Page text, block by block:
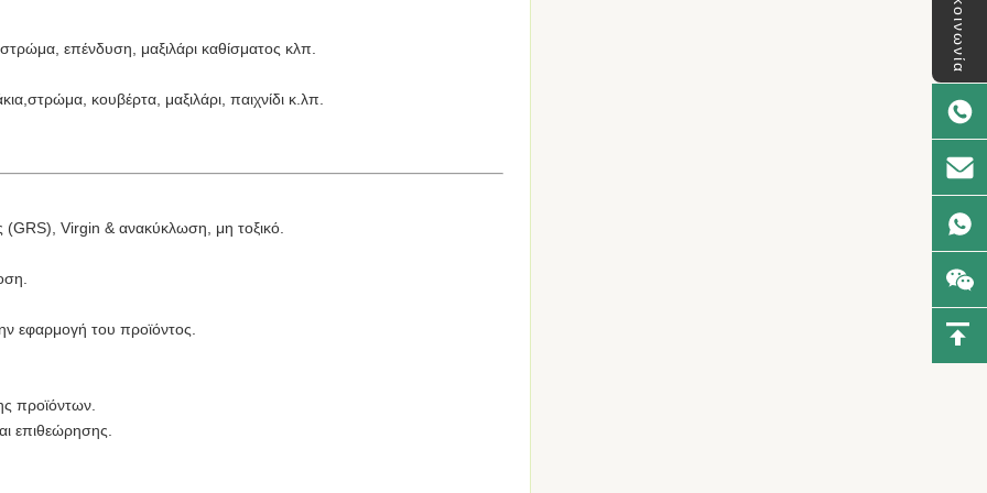
επικοινωνία
επένδυση, μαξιλάρι καθίσματος κλπ.
στρώμα, κουβέρτα, μαξιλάρι, παιχνίδι κ.λπ.
(GRS), Virgin & ανακύκλωση, μη τοξικό.
εφαρμογή του προϊόντος.
προϊόντων.
επιθεώρησης.